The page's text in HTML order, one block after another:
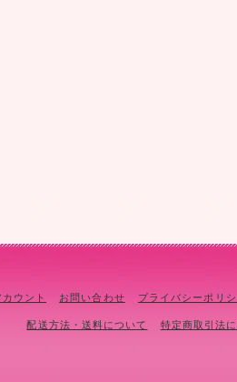
ウント お問い合わせ プライバシーポリシ
配送方法・送料について 特定商取引法